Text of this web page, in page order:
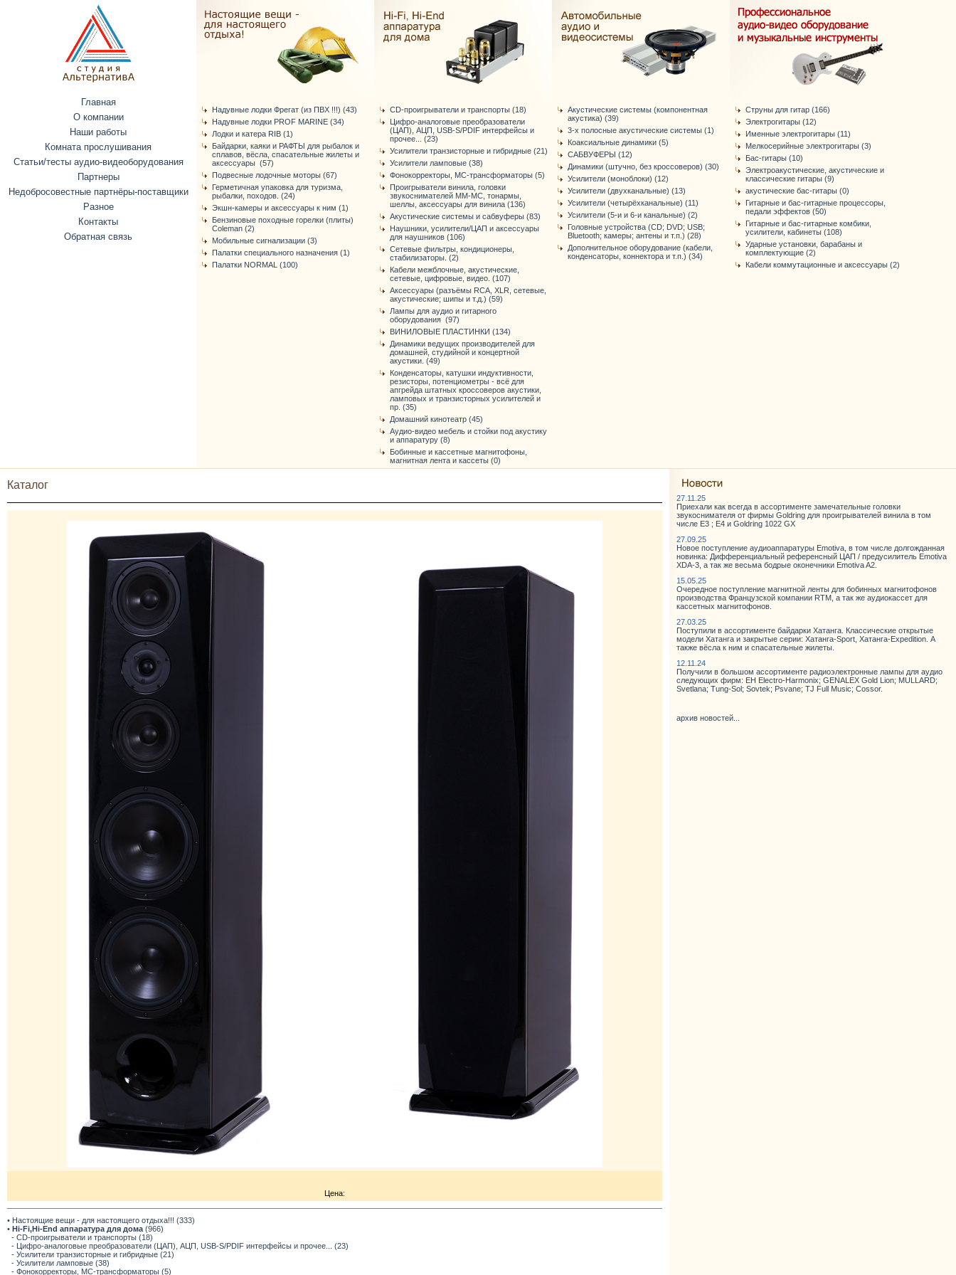
Главная
О компании
Наши работы
Комната прослушивания
Статьи/тесты аудио-видеоборудования
Партнеры
Недобросовестные партнёры-поставщики
Разное
Контакты
Обратная связь
Надувные лодки Фрегат (из ПВХ !!!) (43)
Надувные лодки PROF MARINE (34)
Лодки и катера RIB (1)
Байдарки, каяки и РАФТЫ для рыбалок и
сплавов, вёсла, спасательные жилеты и
аксессуары (57)
Подвесные лодочные моторы (67)
Герметичная упаковка для туризма,
рыбалки, походов. (24)
Экшн-камеры и аксессуары к ним (1)
Бензиновые походные горелки (плиты)
Coleman (2)
Мобильные сигнализации (3)
Палатки специального назначения (1)
Палатки NORMAL (100)
CD-проигрыватели и транспорты (18)
Цифро-аналоговые преобразователи
(ЦАП), АЦП, USB-S/PDIF интерфейсы и
прочее... (23)
Усилители транзисторные и гибридные (21)
Усилители ламповые (38)
Фонокорректоры, МС-трансформаторы (5)
Проигрыватели винила, головки
звукоснимателей ММ-МС, тонармы,
шеллы, аксессуары для винила (136)
Акустические системы и сабвуферы (83)
Наушники, усилители/ЦАП и аксессуары
для наушников (106)
Сетевые фильтры, кондиционеры,
стабилизаторы. (2)
Кабели межблочные, акустические,
сетевые, цифровые, видео. (107)
Аксессуары (разъёмы RCA, XLR, сетевые,
акустические; шипы и т.д.) (59)
Лампы для аудио и гитарного
оборудования (97)
ВИНИЛОВЫЕ ПЛАСТИНКИ (134)
Динамики ведущих производителей для
домашней, студийной и концертной
акустики. (49)
Конденсаторы, катушки индуктивности,
резисторы, потенциометры - всё для
апгрейда штатных кроссоверов акустики,
ламповых и транзисторных усилителей и
пр. (35)
Домашний кинотеатр (45)
Аудио-видео мебель и стойки под акустику
и аппаратуру (8)
Бобинные и кассетные магнитофоны,
магнитная лента и кассеты (0)
Акустические системы (компонентная
акустика) (39)
3-х полосные акустические системы (1)
Коаксиальные динамики (5)
САБВУФЕРЫ (12)
Динамики (штучно, без кроссоверов) (30)
Усилители (моноблоки) (12)
Усилители (двухканальные) (13)
Усилители (четырёхканальные) (11)
Усилители (5-и и 6-и канальные) (2)
Головные устройства (CD; DVD; USB;
Bluetooth; камеры; антены и т.п.) (28)
Дополнительное оборудование (кабели,
конденсаторы, коннектора и т.п.) (34)
Струны для гитар (166)
Электрогитары (12)
Именные электрогитары (11)
Мелкосерийные электрогитары (3)
Бас-гитары (10)
Электроакустические, акустические и
классические гитары (9)
акустические бас-гитары (0)
Гитарные и бас-гитарные процессоры,
педали эффектов (50)
Гитарные и бас-гитарные комбики,
усилители, кабинеты (108)
Ударные установки, барабаны и
комплектующие (2)
Кабели коммутационные и аксессуары (2)
Каталог
Цена:
• Настоящие вещи - для настоящего отдыха!!! (333)
• Hi-Fi,Hi-End аппаратура для дома (966)
- CD-проигрыватели и транспорты (18)
- Цифро-аналоговые преобразователи (ЦАП), АЦП, USB-S/PDIF интерфейсы и прочее... (23)
- Усилители транзисторные и гибридные (21)
- Усилители ламповые (38)
- Фонокорректоры, МС-трансформаторы (5)
27.11.25
Приехали как всегда в ассортименте замечательные головки
звукоснимателя от фирмы Goldring для проигрывателей винила в том
числе E3 ; E4 и Goldring 1022 GX
27.09.25
Новое поступление аудиоаппаратуры Emotiva, в том числе долгожданная
новинка: Дифференциальный референсный ЦАП / предусилитель Emotiva
XDA-3, а так же весьма бодрые оконечники Emotiva A2.
15.05.25
Очередное поступление магнитной ленты для бобинных магнитофонов
производства Французской компании RTM, а так же аудиокассет для
кассетных магнитофонов.
27.03.25
Поступили в ассортименте байдарки Хатанга. Классические открытые
модели Хатанга и закрытые серии: Хатанга-Sport, Хатанга-Expedition. А
также вёсла к ним и спасательные жилеты.
12.11.24
Получили в большом ассортименте радиоэлектронные лампы для аудио
следующих фирм: EH Electro-Harmonix; GENALEX Gold Lion; MULLARD;
Svetlana; Tung-Sol; Sovtek; Psvane; TJ Full Music; Cossor.
архив новостей...